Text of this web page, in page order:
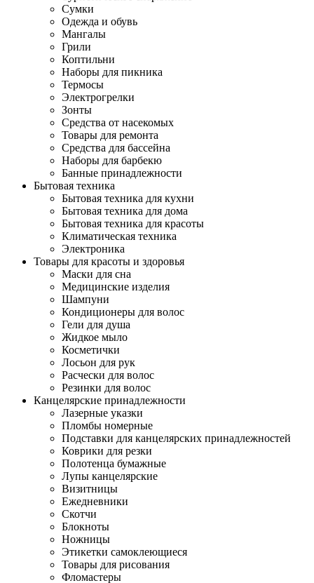
Сумки
Одежда и обувь
Мангалы
Грили
Коптильни
Наборы для пикника
Термосы
Электрогрелки
Зонты
Средства от насекомых
Товары для ремонта
Средства для бассейна
Наборы для барбекю
Банные принадлежности
Бытовая техника
Бытовая техника для кухни
Бытовая техника для дома
Бытовая техника для красоты
Климатическая техника
Электроника
Товары для красоты и здоровья
Маски для сна
Медицинские изделия
Шампуни
Кондиционеры для волос
Гели для душа
Жидкое мыло
Косметички
Лосьон для рук
Расчески для волос
Резинки для волос
Канцелярские принадлежности
Лазерные указки
Пломбы номерные
Подставки для канцелярских принадлежностей
Коврики для резки
Полотенца бумажные
Лупы канцелярские
Визитницы
Ежедневники
Скотчи
Блокноты
Ножницы
Этикетки самоклеющиеся
Товары для рисования
Фломастеры